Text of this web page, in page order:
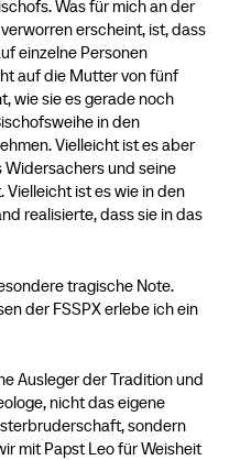
Was für mich an der
erscheint, ist, dass
einzelne Personen
auf die Mutter von fünf
wie sie es gerade noch
in den
Vielleicht ist es aber
und seine
ist es wie in den
realisierte, dass sie in das
tragische Note.
der FSSPX erlebe ich ein
Ausleger der Tradition und
nicht das eigene
sondern
mit Papst Leo für Weisheit